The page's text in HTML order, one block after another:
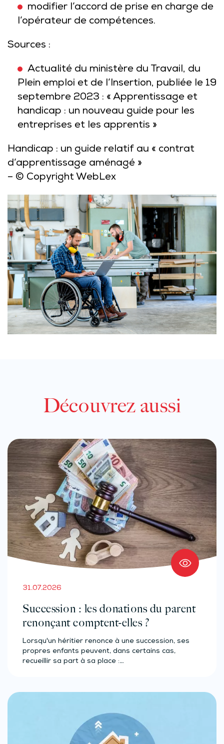
modifier l’accord de prise en charge de
l’opérateur de compétences.
Sources :
Actualité du ministère du Travail, du
Plein emploi et de l’Insertion, publiée le 19
septembre 2023 : « Apprentissage et
handicap : un nouveau guide pour les
entreprises et les apprentis »
Handicap : un guide relatif au « contrat
d’apprentissage aménagé »
– © Copyright WebLex
Découvrez aussi
31.07.2026
Succession : les donations du parent
renonçant comptent-elles ?
Lorsqu'un héritier renonce à une succession, ses
propres enfants peuvent, dans certains cas,
recueillir sa part à sa place :…